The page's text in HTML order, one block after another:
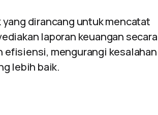
dirancang untuk mencatat
laporan keuangan secara
mengurangi kesalahan
lebih baik.